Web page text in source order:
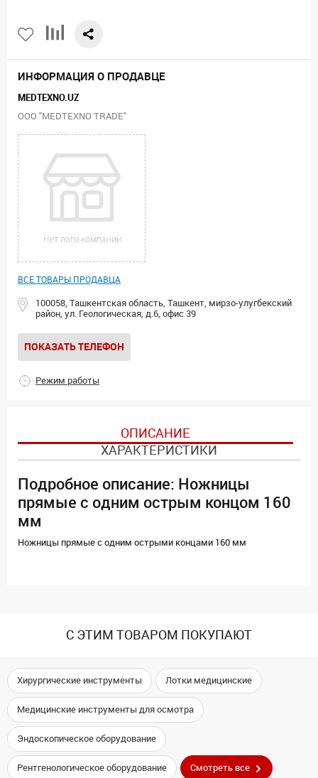
ИНФОРМАЦИЯ О ПРОДАВЦЕ
MEDTEXNO.UZ
ООО "MEDTEXNO TRADE"
ВСЕ ТОВАРЫ ПРОДАВЦА
100058, Ташкентская область, Ташкент, мирзо-улугбекский
район, ул. Геологическая, д.6, офис 39
ПОКАЗАТЬ ТЕЛЕФОН
Режим работы
ОПИСАНИЕ
ХАРАКТЕРИСТИКИ
Подробное описание: Ножницы
прямые с одним острым концом 160
мм
Ножницы прямые с одним острыми концами 160 мм
С ЭТИМ ТОВАРОМ ПОКУПАЮТ
Хирургические инструменты Лотки медицинские
Медицинские инструменты для осмотра
Эндоскопическое оборудование
Рентгенологическое оборудование Смотреть все